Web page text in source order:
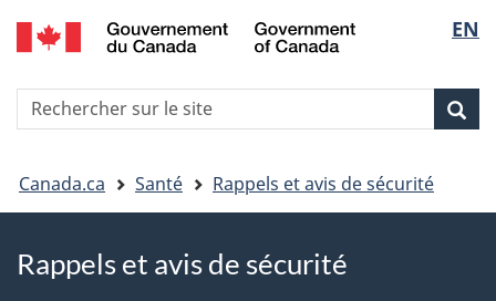
Skip
to
Skip
to
Passer
à
HTML
de
la
EN
Recherche
Vous
êtes
ici
Canada.ca Santé Rappels et avis de sécurité
Rappels et avis de sécurité